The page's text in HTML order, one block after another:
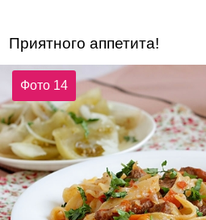
Приятного аппетита!
Фото 14